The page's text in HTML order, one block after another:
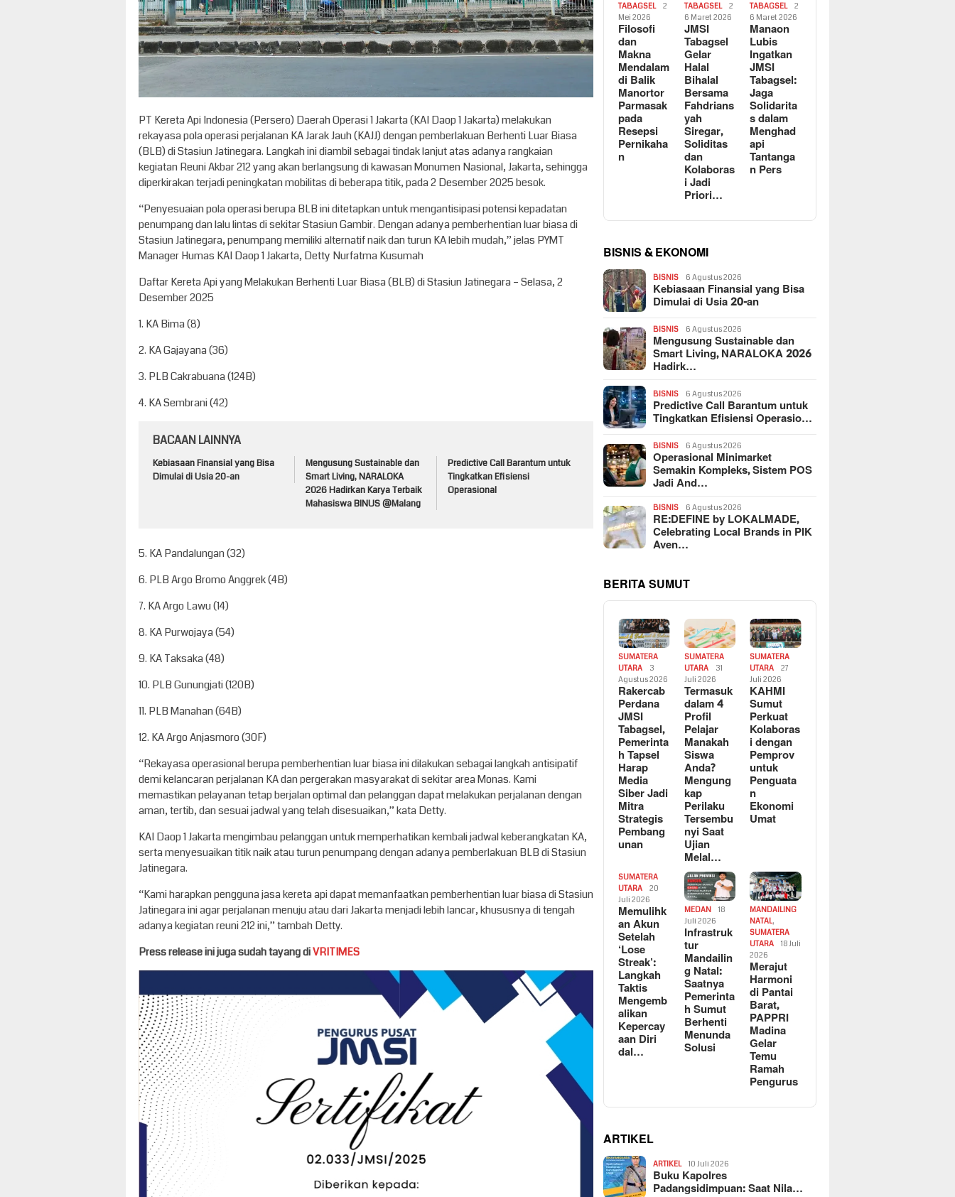
PT Kereta Api Indonesia (Persero) Daerah Operasi 1 Jakarta (KAI Daop 1 Jakarta) melakukan
rekayasa pola operasi perjalanan KA Jarak Jauh (KAJJ) dengan pemberlakuan Berhenti Luar Biasa
(BLB) di Stasiun Jatinegara. Langkah ini diambil sebagai tindak lanjut atas adanya rangkaian
kegiatan Reuni Akbar 212 yang akan berlangsung di kawasan Monumen Nasional, Jakarta, sehingga
diperkirakan terjadi peningkatan mobilitas di beberapa titik, pada 2 Desember 2025 besok.
“Penyesuaian pola operasi berupa BLB ini ditetapkan untuk mengantisipasi potensi kepadatan
penumpang dan lalu lintas di sekitar Stasiun Gambir. Dengan adanya pemberhentian luar biasa di
Stasiun Jatinegara, penumpang memiliki alternatif naik dan turun KA lebih mudah,” jelas PYMT
Manager Humas KAI Daop 1 Jakarta, Detty Nurfatma Kusumah
Daftar Kereta Api yang Melakukan Berhenti Luar Biasa (BLB) di Stasiun Jatinegara – Selasa, 2
Desember 2025
1. KA Bima (8)
2. KA Gajayana (36)
3. PLB Cakrabuana (124B)
4. KA Sembrani (42)
BACAAN LAINNYA
Kebiasaan Finansial yang Bisa
Dimulai di Usia 20-an
Mengusung Sustainable dan
Smart Living, NARALOKA
2026 Hadirkan Karya Terbaik
Mahasiswa BINUS @Malang
Predictive Call Barantum untuk
Tingkatkan Efisiensi
Operasional
5. KA Pandalungan (32)
6. PLB Argo Bromo Anggrek (4B)
7. KA Argo Lawu (14)
8. KA Purwojaya (54)
9. KA Taksaka (48)
10. PLB Gunungjati (120B)
11. PLB Manahan (64B)
12. KA Argo Anjasmoro (30F)
“Rekayasa operasional berupa pemberhentian luar biasa ini dilakukan sebagai langkah antisipatif
demi kelancaran perjalanan KA dan pergerakan masyarakat di sekitar area Monas. Kami
memastikan pelayanan tetap berjalan optimal dan pelanggan dapat melakukan perjalanan dengan
aman, tertib, dan sesuai jadwal yang telah disesuaikan,” kata Detty.
KAI Daop 1 Jakarta mengimbau pelanggan untuk memperhatikan kembali jadwal keberangkatan KA,
serta menyesuaikan titik naik atau turun penumpang dengan adanya pemberlakuan BLB di Stasiun
Jatinegara.
“Kami harapkan pengguna jasa kereta api dapat memanfaatkan pemberhentian luar biasa di Stasiun
Jatinegara ini agar perjalanan menuju atau dari Jakarta menjadi lebih lancar, khususnya di tengah
adanya kegiatan reuni 212 ini,” tambah Detty.
Press release ini juga sudah tayang diVRITIMES
TABAGSEL
2
Mei 2026
Filosofi
dan
Makna
Mendalam
di Balik
Manortor
Parmasak
pada
Resepsi
Pernikaha
n
TABAGSEL
2
6 Maret 2026
JMSI
Tabagsel
Gelar
Halal
Bihalal
Bersama
Fahdrians
yah
Siregar,
Soliditas
dan
Kolaboras
i Jadi
Priori…
TABAGSEL
2
6 Maret 2026
Manaon
Lubis
Ingatkan
JMSI
Tabagsel:
Jaga
Solidarita
s dalam
Menghad
api
Tantanga
n Pers
BISNIS & EKONOMI
BISNIS 6 Agustus 2026
Kebiasaan Finansial yang Bisa
Dimulai di Usia 20-an
BISNIS 6 Agustus 2026
Mengusung Sustainable dan
Smart Living, NARALOKA 2026
Hadirk…
BISNIS 6 Agustus 2026
Predictive Call Barantum untuk
Tingkatkan Efisiensi Operasio…
BISNIS 6 Agustus 2026
Operasional Minimarket
Semakin Kompleks, Sistem POS
Jadi And…
BISNIS 6 Agustus 2026
RE:DEFINE by LOKALMADE,
Celebrating Local Brands in PIK
Aven…
BERITA SUMUT
SUMATERA
UTARA
3
Agustus 2026
Rakercab
Perdana
JMSI
Tabagsel,
Pemerinta
h Tapsel
Harap
Media
Siber Jadi
Mitra
Strategis
Pembang
unan
SUMATERA
UTARA
31
Juli 2026
Termasuk
dalam 4
Profil
Pelajar
Manakah
Siswa
Anda?
Mengung
kap
Perilaku
Tersembu
nyi Saat
Ujian
Melal…
SUMATERA
UTARA
27
Juli 2026
KAHMI
Sumut
Perkuat
Kolaboras
i dengan
Pemprov
untuk
Penguata
n
Ekonomi
Umat
SUMATERA
UTARA
20
Juli 2026
Memulihk
an Akun
Setelah
‘Lose
Streak’:
Langkah
Taktis
Mengemb
alikan
Kepercay
aan Diri
dal…
MEDAN
18
Juli 2026
Infrastruk
tur
Mandailin
g Natal:
Saatnya
Pemerinta
h Sumut
Berhenti
Menunda
Solusi
MANDAILING
NATAL,
SUMATERA
UTARA
18 Juli
2026
Merajut
Harmoni
di Pantai
Barat,
PAPPRI
Madina
Gelar
Temu
Ramah
Pengurus
ARTIKEL
ARTIKEL 10 Juli 2026
Buku Kapolres
Padangsidimpuan: Saat Nila…